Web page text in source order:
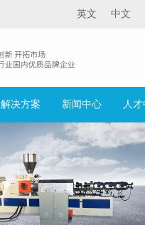
中文
英文
解决方案 新闻中心 人